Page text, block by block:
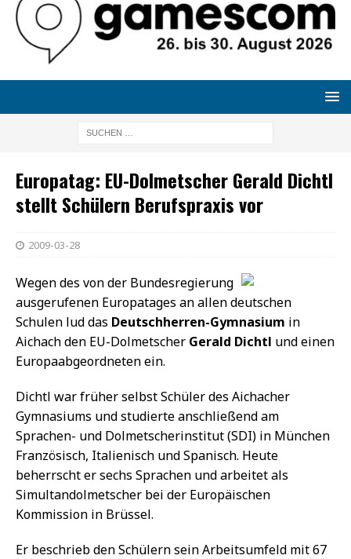
Europatag: EU-Dolmetscher Gerald Dichtl
stellt Schülern Berufspraxis vor
2009-03-28
Wegen des von der Bundesregierung
ausgerufenen Europatages an allen deutschen
Schulen lud das Deutschherren-Gymnasium in
Aichach den EU-Dolmetscher Gerald Dichtl und einen
Europaabgeordneten ein.
Dichtl war früher selbst Schüler des Aichacher
Gymnasiums und studierte anschließend am
Sprachen- und Dolmetscherinstitut (SDI) in München
Französisch, Italienisch und Spanisch. Heute
beherrscht er sechs Sprachen und arbeitet als
Simultandolmetscher bei der Europäischen
Kommission in Brüssel.
Er beschrieb den Schülern sein Arbeitsumfeld mit 67